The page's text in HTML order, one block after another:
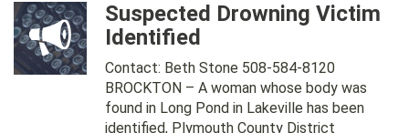
Suspected Drowning Victim
Identified
Contact: Beth Stone 508-584-8120
BROCKTON – A woman whose body was
found in Long Pond in Lakeville has been
identified, Plymouth County District